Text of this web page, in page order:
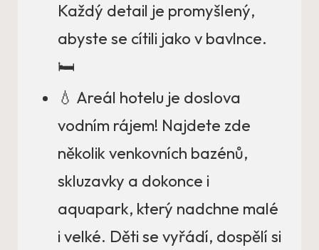
Každý detail je promyšlený,
abyste se cítili jako v bavlnce.
🛏️
💧 Areál hotelu je doslova
vodním rájem! Najdete zde
několik venkovních bazénů,
skluzavky a dokonce i
aquapark, který nadchne malé
i velké. Děti se vyřádí, dospělí si